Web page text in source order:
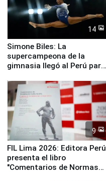
14
Simone Biles: La
supercampeona de la
gimnasia llegó al Perú para
Panamericanos Lima 2027
9
FIL Lima 2026: Editora Perú
presenta el libro
"Comentarios de Normas